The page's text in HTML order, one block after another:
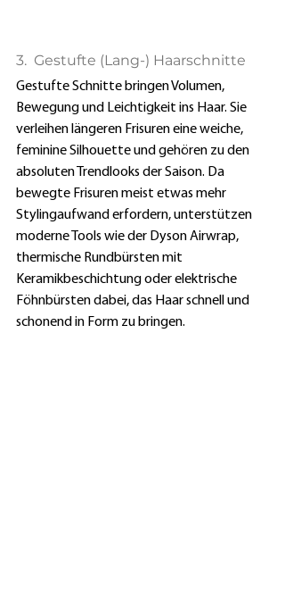
3.  Gestufte (Lang-) Haarschnitte
Gestufte Schnitte bringen Volumen,
Bewegung und Leichtigkeit ins Haar. Sie
verleihen längeren Frisuren eine weiche,
feminine Silhouette und gehören zu den
absoluten Trendlooks der Saison. Da
bewegte Frisuren meist etwas mehr
Stylingaufwand erfordern, unterstützen
moderne Tools wie der Dyson Airwrap,
thermische Rundbürsten mit
Keramikbeschichtung oder elektrische
Föhnbürsten dabei, das Haar schnell und
schonend in Form zu bringen.